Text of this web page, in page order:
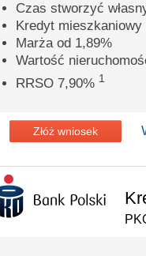
Czas stworzyć
Kredyt
Marża od 1,89%
Wartość
RRSO 7,90% 1
Złóż wniosek